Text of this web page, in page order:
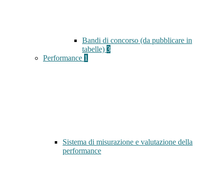
Bandi di concorso (da pubblicare in
tabelle) 3
Performance 1
Sistema di misurazione e valutazione della
performance